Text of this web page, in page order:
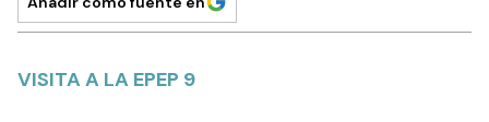
VISITA A LA EPEP 9